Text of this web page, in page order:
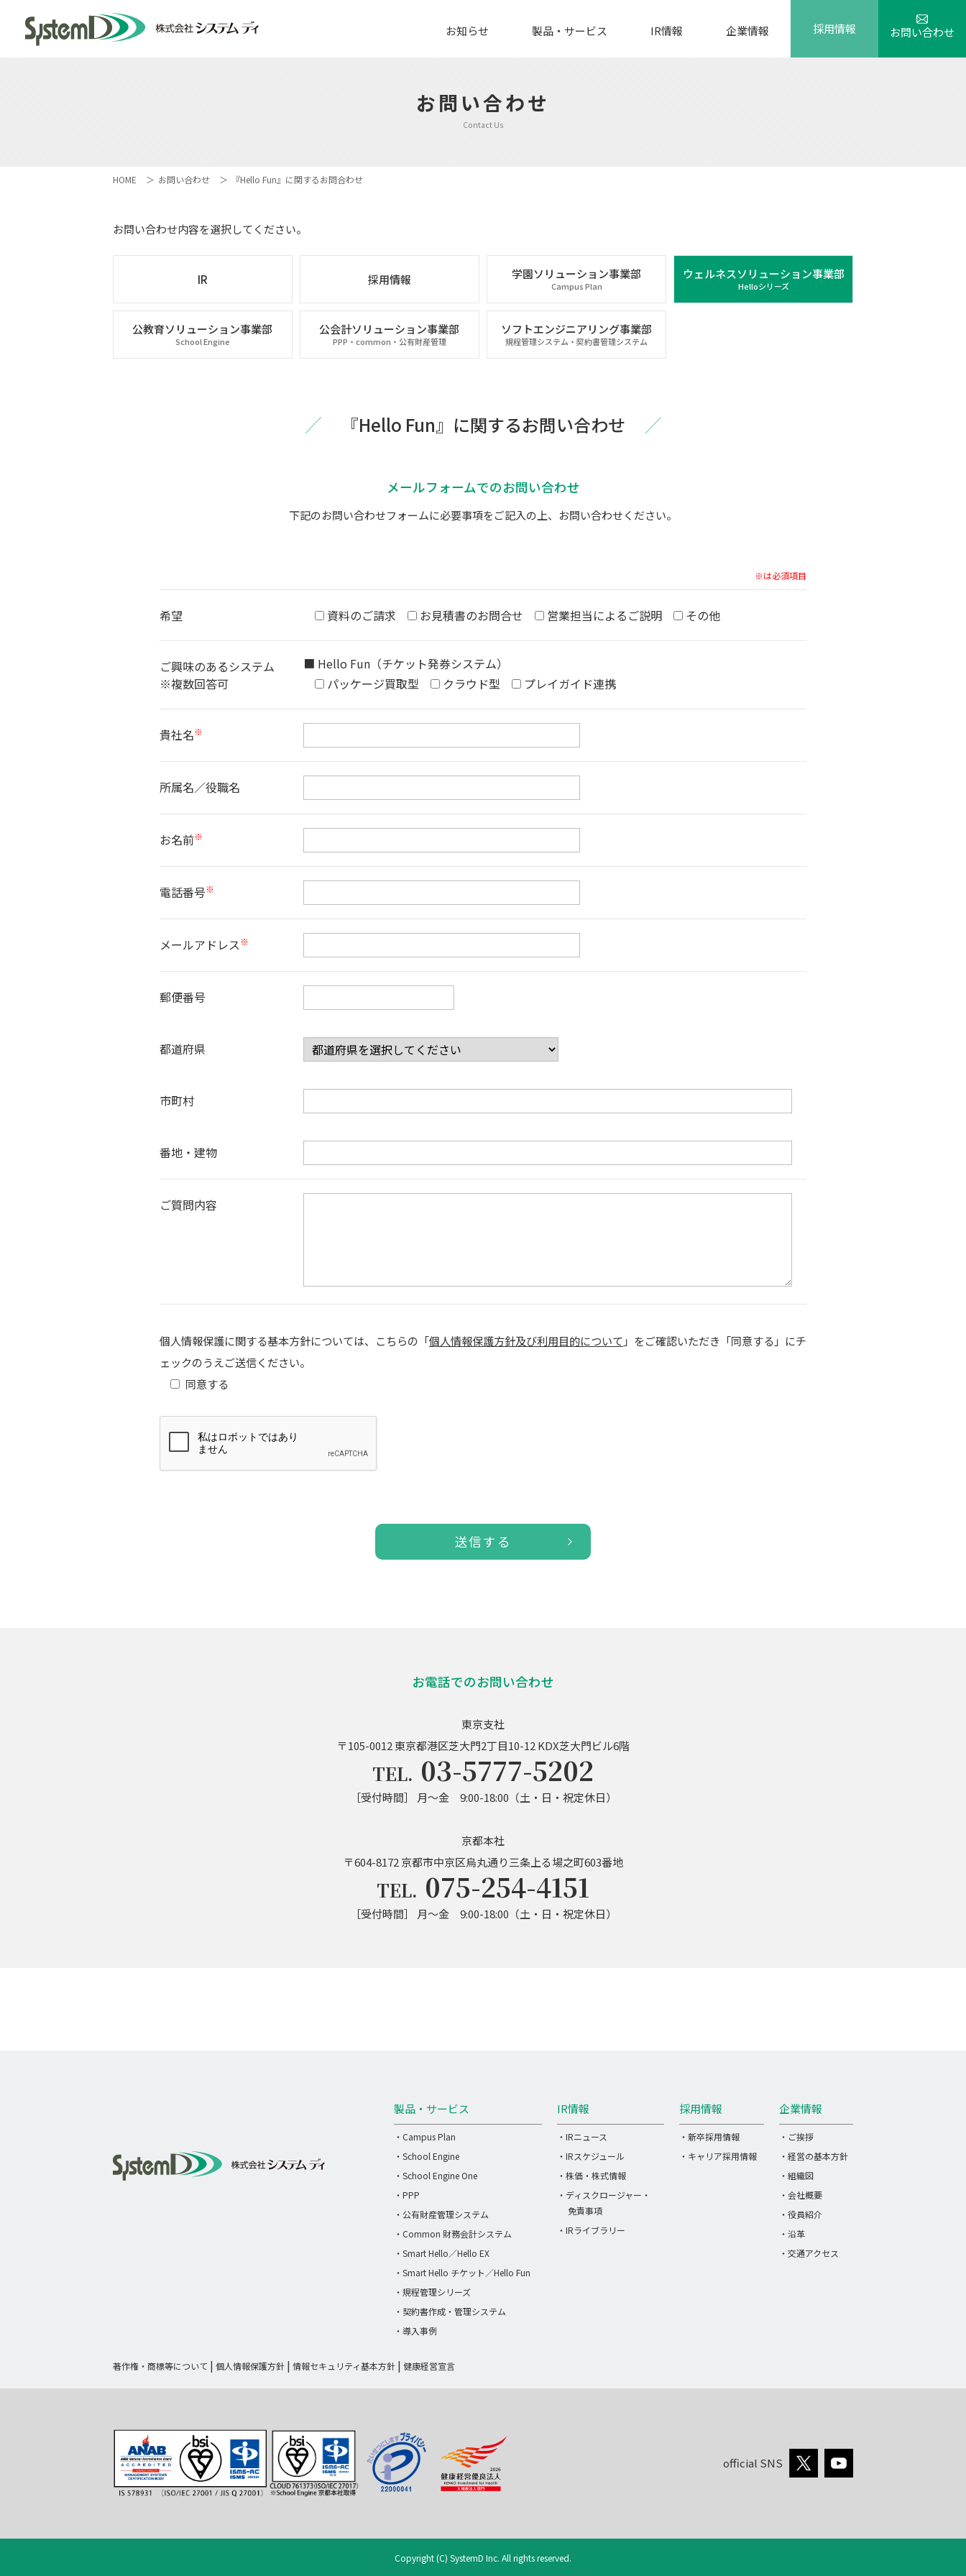
お知らせ 製品・サービス IR情報 企業情報 採用情報 お問い合わせ
お問い合わせ
Contact Us
HOME お問い合わせ 『Hello Fun』に関するお問合わせ
お問い合わせ内容を選択してください。
IR 採用情報 学園ソリューション事業部
Campus Plan
ウェルネスソリューション事業部
Helloシリーズ
公教育ソリューション事業部
School Engine
公会計ソリューション事業部
PPP・common・公有財産管理
ソフトエンジニアリング事業部
規程管理システム・契約書管理システム
『Hello Fun』に関するお問い合わせ
メールフォームでのお問い合わせ
下記のお問い合わせフォームに必要事項をご記入の上、お問い合わせください。
※は必須項目
希望 資料のご請求 お見積書のお問合せ 営業担当によるご説明 その他
ご興味のあるシステム
※複数回答可
■ Hello Fun（チケット発券システム）
パッケージ買取型
クラウド型 プレイガイド連携
貴社名※
所属名／役職名
お名前※
電話番号※
メールアドレス※
郵便番号
都道府県
市町村
番地・建物
ご質問内容
個人情報保護に関する基本方針については、こちらの「個人情報保護方針及び利用目的について 」をご確認いただき「同意する」にチ
ェックのうえご送信ください。
同意する
お電話でのお問い合わせ
東京支社
〒105-0012 東京都港区芝大門2丁目10-12 KDX芝大門ビル6階
TEL. 03-5777-5202
［受付時間］ 月〜金 9:00-18:00（土・日・祝定休日）
京都本社
〒604-8172 京都市中京区烏丸通り三条上る場之町603番地
TEL. 075-254-4151
［受付時間］ 月〜金 9:00-18:00（土・日・祝定休日）
製品・サービス
・Campus Plan
・School Engine
・School Engine One
・PPP
・公有財産管理システム
・Common 財務会計システム
・Smart Hello／Hello EX
・Smart Hello チケット／Hello Fun
・規程管理シリーズ
・契約書作成・管理システム
・導入事例
IR情報
・IRニュース
・IRスケジュール
・株価・株式情報
・ディスクロージャー・
免責事項
・IRライブラリー
採用情報
・新卒採用情報
・キャリア採用情報
企業情報
・ご挨拶
・経営の基本方針
・組織図
・会社概要
・役員紹介
・沿革
・交通アクセス
著作権・商標等について 個人情報保護方針 情報セキュリティ基本方針 健康経営宣言
official SNS
Copyright (C) SystemD Inc. All rights reserved.